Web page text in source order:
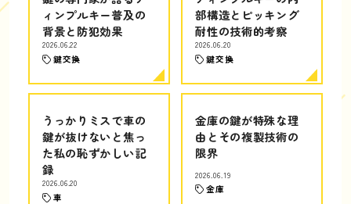
ィンプルキー普及の
背景と防犯効果
2026.06.22
鍵交換
部構造とピッキング
耐性の技術的考察
2026.06.20
鍵交換
うっかりミスで車の
鍵が抜けないと焦っ
た私の恥ずかしい記
録
2026.06.20
車
金庫の鍵が特殊な理
由とその複製技術の
限界
2026.06.19
金庫